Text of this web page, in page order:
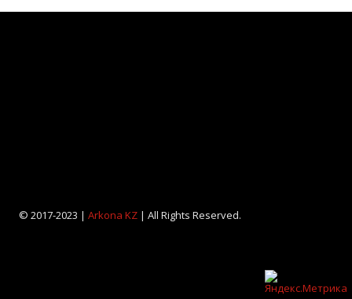
© 2017-2023 | Arkona KZ| All Rights Reserved.